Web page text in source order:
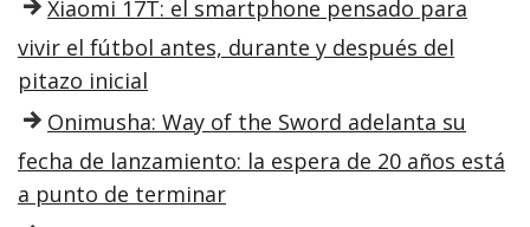
Xiaomi 17T: el smartphone pensado para
vivir el fútbol antes, durante y después del
pitazo inicial
Onimusha: Way of the Sword adelanta su
fecha de lanzamiento: la espera de 20 años está
a punto de terminar